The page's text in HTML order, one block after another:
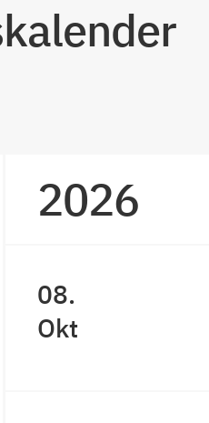
2026
08.
Okt